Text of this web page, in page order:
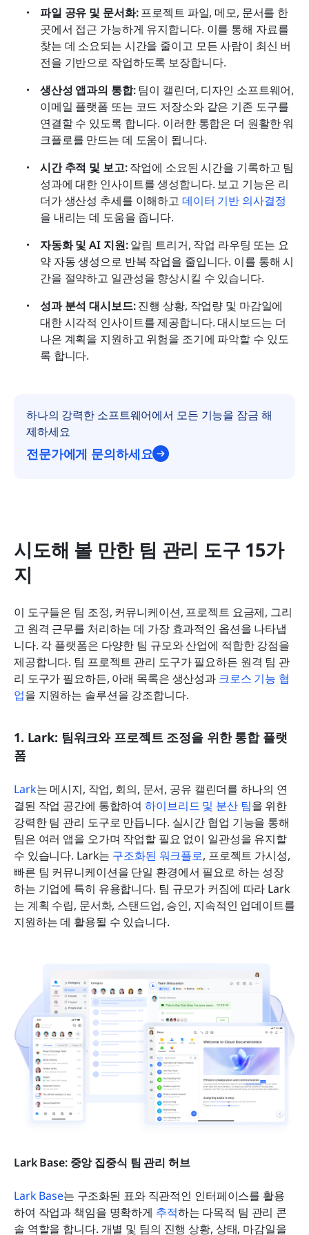
파일 공유 및 문서화: 프로젝트 파일, 메모, 문서를 한
곳에서 접근 가능하게 유지합니다. 이를 통해 자료를
찾는 데 소요되는 시간을 줄이고 모든 사람이 최신 버
전을 기반으로 작업하도록 보장합니다.
생산성 앱과의 통합: 팀이 캘린더, 디자인 소프트웨어,
이메일 플랫폼 또는 코드 저장소와 같은 기존 도구를
연결할 수 있도록 합니다. 이러한 통합은 더 원활한 워
크플로를 만드는 데 도움이 됩니다.
시간 추적 및 보고: 작업에 소요된 시간을 기록하고 팀
성과에 대한 인사이트를 생성합니다. 보고 기능은 리
더가 생산성 추세를 이해하고 데이터 기반 의사결정
을 내리는 데 도움을 줍니다.
자동화 및 AI 지원: 알림 트리거, 작업 라우팅 또는 요
약 자동 생성으로 반복 작업을 줄입니다. 이를 통해 시
간을 절약하고 일관성을 향상시킬 수 있습니다.
성과 분석 대시보드: 진행 상황, 작업량 및 마감일에
대한 시각적 인사이트를 제공합니다. 대시보드는 더
나은 계획을 지원하고 위험을 조기에 파악할 수 있도
록 합니다.
하나의 강력한 소프트웨어에서 모든 기능을 잠금 해
제하세요
전문가에게 문의하세요
시도해 볼 만한 팀 관리 도구 15가
지
이 도구들은 팀 조정, 커뮤니케이션, 프로젝트 요금제, 그리
고 원격 근무를 처리하는 데 가장 효과적인 옵션을 나타냅
니다. 각 플랫폼은 다양한 팀 규모와 산업에 적합한 강점을
제공합니다. 팀 프로젝트 관리 도구가 필요하든 원격 팀 관
리 도구가 필요하든, 아래 목록은 생산성과 크로스 기능 협
업을 지원하는 솔루션을 강조합니다.
1. Lark: 팀워크와 프로젝트 조정을 위한 통합 플랫
폼
Lark는 메시지, 작업, 회의, 문서, 공유 캘린더를 하나의 연
결된 작업 공간에 통합하여 하이브리드 및 분산 팀을 위한
강력한 팀 관리 도구로 만듭니다. 실시간 협업 기능을 통해
팀은 여러 앱을 오가며 작업할 필요 없이 일관성을 유지할
수 있습니다. Lark는 구조화된 워크플로, 프로젝트 가시성,
빠른 팀 커뮤니케이션을 단일 환경에서 필요로 하는 성장
하는 기업에 특히 유용합니다. 팀 규모가 커짐에 따라 Lark
는 계획 수립, 문서화, 스탠드업, 승인, 지속적인 업데이트를
지원하는 데 활용될 수 있습니다.
Lark Base: 중앙 집중식 팀 관리 허브
Lark Base는 구조화된 표와 직관적인 인터페이스를 활용
하여 작업과 책임을 명확하게 추적하는 다목적 팀 관리 콘
솔 역할을 합니다. 개별 및 팀의 진행 상황, 상태, 마감일을